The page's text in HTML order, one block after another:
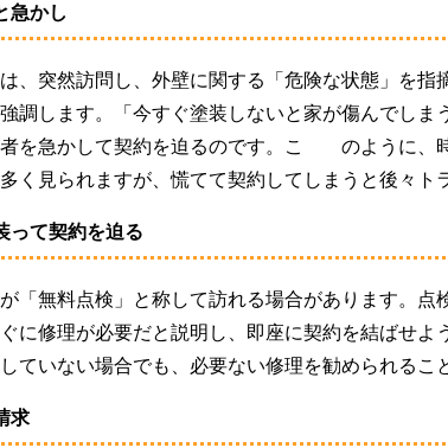
急かし
、突然訪問し、外壁に関する「危険な状態」を指
調します。「今すぐ塗装しないと家が傷んでしま
者を急かして契約を迫るのです。こ のように、
く見られますが、慌てて契約してしまうと後々ト
って契約を迫る
「無料点検」と称して訪れる場合があります。点
に修理が必要だと説明し、即座に契約を結ばせよ
ていない場合でも、必要ない修理を勧められるこ
求